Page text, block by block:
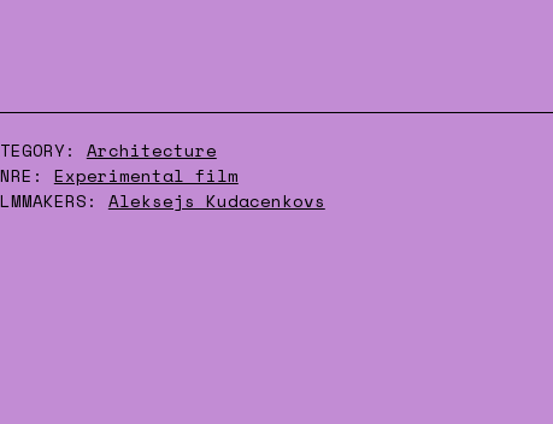
Architecture
Experimental film
Aleksejs Kudacenkovs